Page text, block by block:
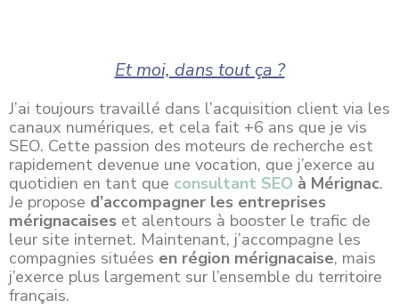
Et moi, dans tout ça ?
J’ai toujours travaillé dans l’acquisition client via les
canaux numériques, et cela fait +6 ans que je vis
SEO. Cette passion des moteurs de recherche est
rapidement devenue une vocation, que j’exerce au
quotidien en tant que consultant SEO à Mérignac.
Je propose d’accompagner les entreprises
mérignacaises et alentours à booster le trafic de
leur site internet. Maintenant, j’accompagne les
compagnies situées en région mérignacaise, mais
j’exerce plus largement sur l’ensemble du territoire
français.